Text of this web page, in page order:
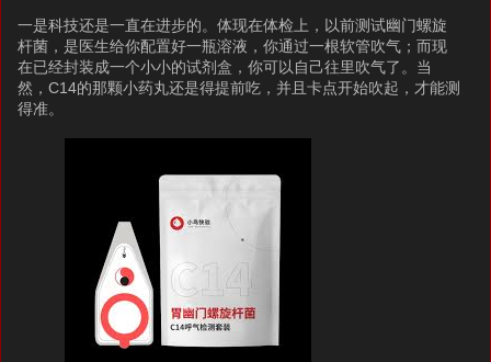
一是科技还是一直在进步的。体现在体检上，以前测试幽门螺旋
杆菌，是医生给你配置好一瓶溶液，你通过一根软管吹气；而现
在已经封装成一个小小的试剂盒，你可以自己往里吹气了。当
然，C14的那颗小药丸还是得提前吃，并且卡点开始吹起，才能测
得准。